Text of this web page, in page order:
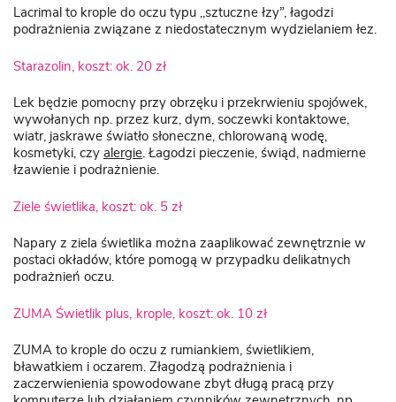
Lacrimal to krople do oczu typu ,,sztuczne łzy”, łagodzi
podrażnienia związane z niedostatecznym wydzielaniem łez.
Starazolin, koszt: ok. 20 zł
Lek będzie pomocny przy obrzęku i przekrwieniu spojówek,
wywołanych np. przez kurz, dym, soczewki kontaktowe,
wiatr, jaskrawe światło słoneczne, chlorowaną wodę,
kosmetyki, czy alergie. Łagodzi pieczenie, świąd, nadmierne
łzawienie i podrażnienie.
Ziele świetlika, koszt: ok. 5 zł
Napary z ziela świetlika można zaaplikować zewnętrznie w
postaci okładów, które pomogą w przypadku delikatnych
podrażnień oczu.
ZUMA Świetlik plus krople, koszt: ok. 10 zł
ZUMA to krople do oczu z rumiankiem, świetlikiem,
bławatkiem i oczarem. Złagodzą podrażnienia i
zaczerwienienia spowodowane zbyt długą pracą przy